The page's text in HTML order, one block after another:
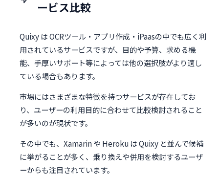
ービス比較
Quixy は OCRツール・アプリ作成・iPaasの中でも広く利
用されているサービスですが、目的や予算、求める機
能、手厚いサポート等によっては他の選択肢がより適し
ている場合もあります。
市場にはさまざまな特徴を持つサービスが存在してお
り、ユーザーの利用目的に合わせて比較検討されること
が多いのが現状です。
その中でも、Xamarin や Heroku は Quixy と並んで候補
に挙がることが多く、乗り換えや併用を検討するユーザ
ーからも注目されています。